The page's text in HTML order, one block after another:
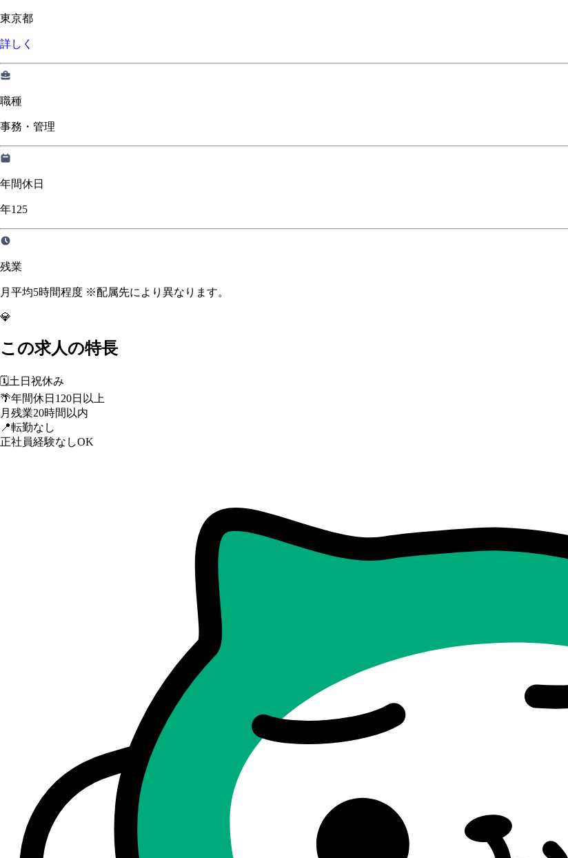
東京都
詳しく
職種
事務・管理
年間休日
年125
残業
月平均5時間程度 ※配属先により異なります。
💎
この求人の特長
🗓️土日祝休み
🌴年間休日120日以上
月残業20時間以内
📍転勤なし
正社員経験なしOK